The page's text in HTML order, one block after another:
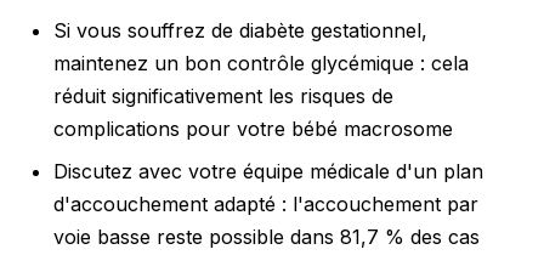
Si vous souffrez de diabète gestationnel,
maintenez un bon contrôle glycémique : cela
réduit significativement les risques de
complications pour votre bébé macrosome
Discutez avec votre équipe médicale d'un plan
d'accouchement adapté : l'accouchement par
voie basse reste possible dans 81,7 % des cas